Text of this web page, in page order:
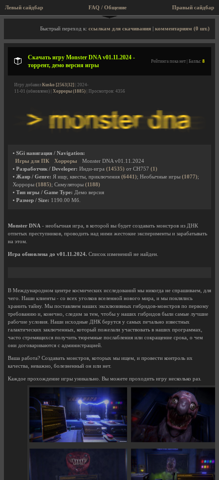
Левый сайдбар Правый сайдбар
FAQ / Общение
Описание игры, торрент, скриншоты, видео
Быстрый переход к: ссылкам для скачивания комментариям (0 шт.)
Скачать игру Monster DNA v01.11.2024 -
торрент, демо версия игры
Рейтинга пока нет | Баллы: 8
Игру добавил Kusko [2563|32] | 2024-
11-01 (обновлено) | Хорроры (1885) | Просмотров: 4356
• SGi навигация / Navigation:
Игры для ПК
Хорроры
Monster DNA v01.11.2024
• Разработчик / Developer: Инди-игра (14535) от CH757 (1)
• Жанр / Genre: Я ищу, квесты, приключения (6441); Необычные игры (1077);
Хорроры (1885); Симуляторы (1188)
• Тип игры / Game Type: Демо версия
• Размер / Size: 1190.00 Мб.
Monster DNA - необычная игра, в которой вы будет создавать монстров из ДНК
отпетых преступников, проводить над ними жестокие эксперименты и зарабатывать
на этом.
Игра обновлена до v01.11.2024. Список изменений не найден.
В Международном центре космических исследований мы никогда не спрашиваем, для
чего. Наши клиенты - со всех уголков вселенной нового мира, и мы поклялись
хранить тайну. Мы поставляем наших эксклюзивных гибридов-монстров по первому
требованию и, конечно, следим за тем, чтобы у наших гибридов были самые лучшие
рабочие условия. Наши исходные ДНК берутся у самых печально известных
галактических заключенных, который пожелали участвовать в наших программах,
часто стремящихся получить тюремные послабления или сокращение срока, о чем
они договариваются с администрацией.
Ваша работа? Создавать монстров, которых мы ищем, и провести контроль их
качества, неважно, болезненный он или нет.
Каждое прохождение игры уникально. Вы можете проходить игру несколько раз.